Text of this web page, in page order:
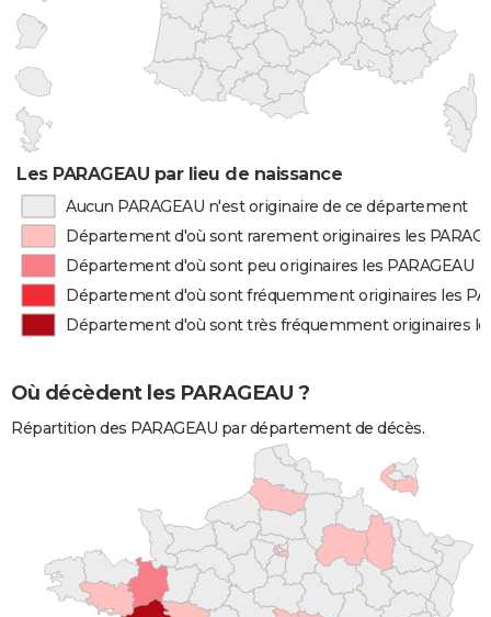
Les PARAGEAU par lieu de naissance
Aucun PARAGEAU n'est originaire de ce département
Département d'où sont rarement originaires les
Département d'où sont peu originaires les PARAGEAU
Département d'où sont fréquemment originaires les
Département d'où sont très fréquemment originaires
Où décèdent les PARAGEAU ?
Répartition des PARAGEAU par département de décès.